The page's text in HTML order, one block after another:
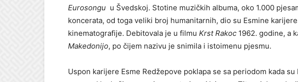
Eurosongu u Švedskoj. Stotine muzičkih albuma, oko 1.000
koncerata, od toga veliki broj humanitarnih, dio su Esmine
kinematografije. Debitovala je u filmu Krst Rakoc 1962. godine, a
Makedonijo, po čijem nazivu je snimila i istoimenu pjesmu.
Uspon karijere Esme Redžepove poklapa se sa periodom kada